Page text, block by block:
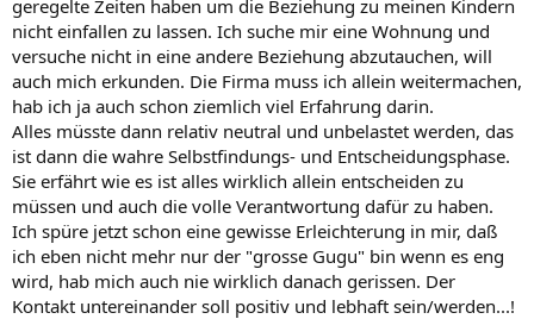
geregelte Zeiten haben um die Beziehung zu meinen Kindern
nicht einfallen zu lassen. Ich suche mir eine Wohnung und
versuche nicht in eine andere Beziehung abzutauchen, will
auch mich erkunden. Die Firma muss ich allein weitermachen,
hab ich ja auch schon ziemlich viel Erfahrung darin.
Alles müsste dann relativ neutral und unbelastet werden, das
ist dann die wahre Selbstfindungs- und Entscheidungsphase.
Sie erfährt wie es ist alles wirklich allein entscheiden zu
müssen und auch die volle Verantwortung dafür zu haben.
Ich spüre jetzt schon eine gewisse Erleichterung in mir, daß
ich eben nicht mehr nur der "grosse Gugu" bin wenn es eng
wird, hab mich auch nie wirklich danach gerissen. Der
Kontakt untereinander soll positiv und lebhaft sein/werden...!